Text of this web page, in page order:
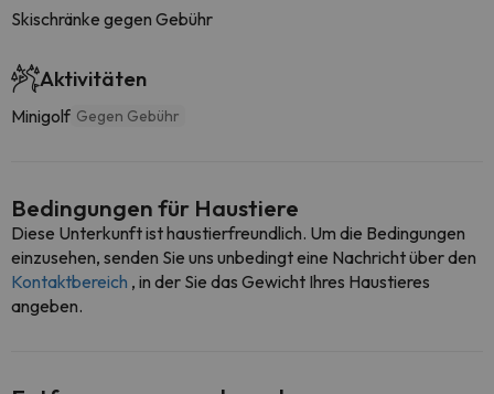
Skischränke gegen Gebühr
Aktivitäten
Minigolf Gegen Gebühr
Bedingungen für Haustiere
Diese Unterkunft ist haustierfreundlich. Um die Bedingungen
einzusehen, senden Sie uns unbedingt eine Nachricht über den
Kontaktbereich , in der Sie das Gewicht Ihres Haustieres
angeben.